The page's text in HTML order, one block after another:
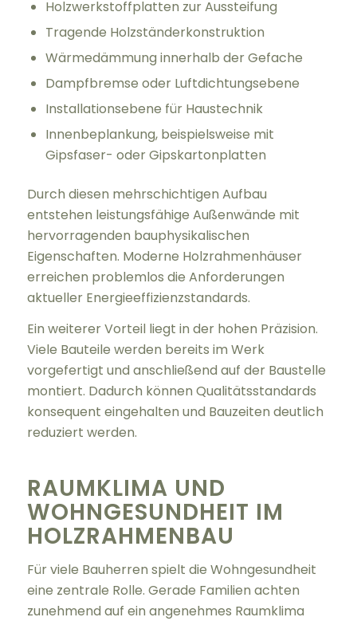
Holzwerkstoffplatten zur Aussteifung
Tragende Holzständerkonstruktion
Wärmedämmung innerhalb der Gefache
Dampfbremse oder Luftdichtungsebene
Installationsebene für Haustechnik
Innenbeplankung, beispielsweise mit
Gipsfaser- oder Gipskartonplatten
Durch diesen mehrschichtigen Aufbau
entstehen leistungsfähige Außenwände mit
hervorragenden bauphysikalischen
Eigenschaften. Moderne Holzrahmenhäuser
erreichen problemlos die Anforderungen
aktueller Energieeffizienzstandards.
Ein weiterer Vorteil liegt in der hohen Präzision.
Viele Bauteile werden bereits im Werk
vorgefertigt und anschließend auf der Baustelle
montiert. Dadurch können Qualitätsstandards
konsequent eingehalten und Bauzeiten deutlich
reduziert werden.
RAUMKLIMA UND
WOHNGESUNDHEIT IM
HOLZRAHMENBAU
Für viele Bauherren spielt die Wohngesundheit
eine zentrale Rolle. Gerade Familien achten
zunehmend auf ein angenehmes Raumklima